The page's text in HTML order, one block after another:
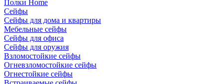
Полки Home
Сейфы
Сейфы для дома и квартиры
Мебельные сейфы
Сейфы для офиса
Сейфы для оружия
Взломостойкие сейфы
Огневзломостойкие сейфы
Огнестойкие сейфы